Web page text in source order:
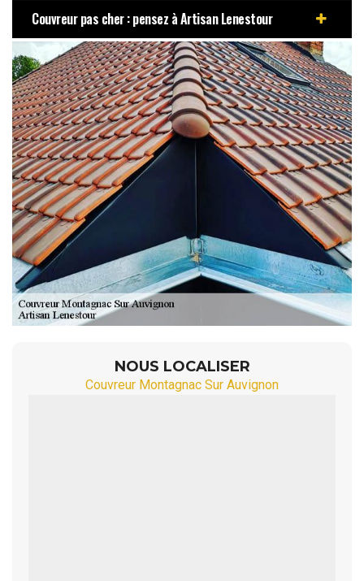
Couvreur pas cher : pensez à Artisan Lenestour
NOUS LOCALISER
Couvreur Montagnac Sur Auvignon